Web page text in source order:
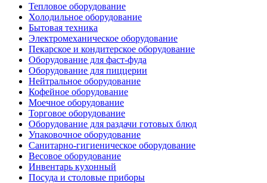
Тепловое оборудование
Холодильное оборудование
Бытовая техника
Электромеханическое оборудование
Пекарское и кондитерское оборудование
Оборудование для фаст-фуда
Оборудование для пиццерии
Нейтральное оборудование
Кофейное оборудование
Моечное оборудование
Торговое оборудование
Оборудование для раздачи готовых блюд
Упаковочное оборудование
Санитарно-гигиеническое оборудование
Весовое оборудование
Инвентарь кухонный
Посуда и столовые приборы